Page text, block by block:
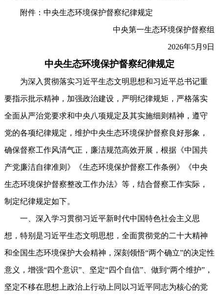
附件：中央生态环境保护督察纪律规定
中央第一生态环境保护督察组
2026年5月9日
中央生态环境保护督察纪律规定
为深入贯彻落实习近平生态文明思想和习近平总书记重
要指示批示精神，加强政治建设，严明纪律规矩，严格落实
全面从严治党要求和中央八项规定及其实施细则精神，遵守
党的各项纪律规定，维护中央生态环境保护督察良好形象，
确保督察工作风清气正，廉洁规范高效开展，根据《中国共
产党廉洁自律准则》《生态环境保护督察工作条例》《中央
生态环境保护督察整改工作办法》等，结合督察工作实际，
制定纪律规定如下。
一、深入学习贯彻习近平新时代中国特色社会主义思
想，特别是习近平生态文明思想，全面贯彻党的二十大精神
和全国生态环境保护大会精神，深刻领悟“两个确立”的决定性
意义，增强“四个意识”、坚定“四个自信”、做到“两个维护”，
坚定不移在思想上政治上行动上同以习近平同志为核心的党